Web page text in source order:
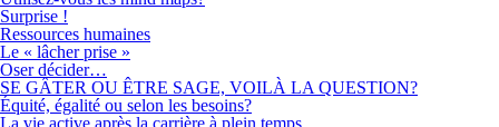
Surprise !
Ressources humaines
Le « lâcher prise »
Oser décider…
SE GÂTER OU ÊTRE SAGE, VOILÀ LA QUESTION?
Équité, égalité ou selon les besoins?
La vie active après la carrière à plein temps